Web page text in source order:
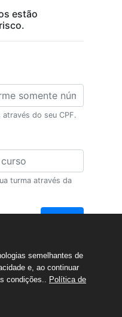
estão
do seu CPF.
turma através da
Auxiliadora - Porto
semelhantes de
e, ao continuar
condições.. Política de